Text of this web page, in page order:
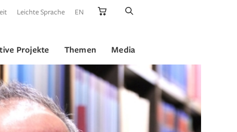
Leichte Sprache EN
Projekte Themen Media